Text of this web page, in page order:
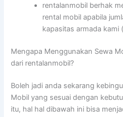
rentalanmobil berhak
rental mobil apabila
kapasitas armada kami
Mengapa Menggunakan Sewa
dari rentalanmobil?
Boleh jadi anda sekarang
Mobil yang sesuai dengan
itu, hal hal dibawah ini bisa